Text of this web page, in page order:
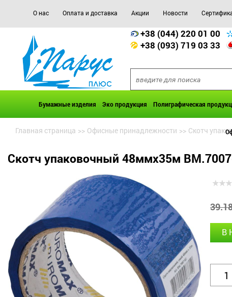
О нас Оплата и доставка Акции Новости
+38 (044) 220 01 00
+38 (093) 719 03 33
Бумажные изделия Эко продукция Полиграфическая
Главная страница >> Офисные принадлежности >> Скотч
Скотч упаковочный 48ммx35м
В